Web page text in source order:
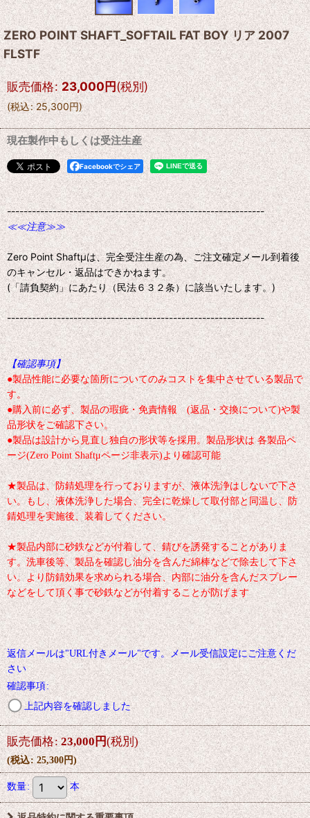
ZERO POINT SHAFT_SOFTAIL FAT BOY リア 2007
FLSTF
販売価格: 23,000円(税別)
(税込: 25,300円)
現在製作中もしくは受注生産
Facebookでシェア
--------------------------------------------------------------
≪≪注意≫≫
Zero Point Shaftμは、完全受注生産の為、ご注文確定メール到着後
のキャンセル・返品はできかねます。
(「請負契約」にあたり（民法６３２条）に該当いたします。)
--------------------------------------------------------------
【確認事項】
●製品性能に必要な箇所についてのみコストを集中させている製品で
す。
●購入前に必ず、製品の瑕疵・免責情報 (返品・交換について)や製
品形状をご確認下さい。
●製品は設計から見直し独自の形状等を採用。製品形状は 各製品ペ
ージ(Zero Point Shaftμページ非表示)より確認可能
★製品は、防錆処理を行っておりますが、液体洗浄はしないで下さ
い。もし、液体洗浄した場合、完全に乾燥して取付部と同温し、防
錆処理を実施後、装着してください。
★製品内部に砂鉄などが付着して、錆びを誘発することがありま
す。洗車後等、製品を確認し油分を含んだ綿棒などで除去して下さ
い。より防錆効果を求められる場合、内部に油分を含んだスプレー
などをして頂く事で砂鉄などが付着することが防げます
返信メールは"URL付きメール"です。メール受信設定にご注意くだ
さい
確認事項:
上記内容を確認しました
販売価格: 23,000円(税別)
(税込: 25,300円)
数量: 本